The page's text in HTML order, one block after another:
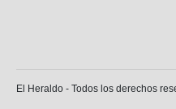
El Heraldo - Todos los derechos